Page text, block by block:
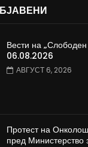
Вести на
06.08.2026
АВГУСТ 6, 2026
Протест на
пред Министерство